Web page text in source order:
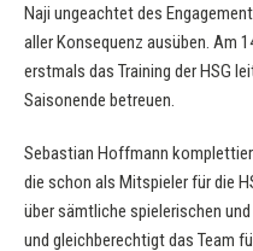
Naji ungeachtet des
aller Konsequenz ausüben. Am
erstmals das Training der HSG
Saisonende betreuen.
Sebastian Hoffmann
die schon als Mitspieler für die
über sämtliche spielerischen
und gleichberechtigt das Team